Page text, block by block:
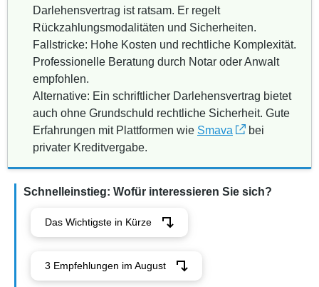
Darlehensvertrag ist ratsam. Er regelt
Rückzahlungsmodalitäten und Sicherheiten.
Fallstricke: Hohe Kosten und rechtliche Komplexität.
Professionelle Beratung durch Notar oder Anwalt
empfohlen.
Alternative: Ein schriftlicher Darlehensvertrag bietet
auch ohne Grundschuld rechtliche Sicherheit. Gute
Erfahrungen mit Plattformen wie Smava
bei
privater Kreditvergabe.
Schnelleinstieg: Wofür interessieren Sie sich?
Das Wichtigste in Kürze
3 Empfehlungen im August